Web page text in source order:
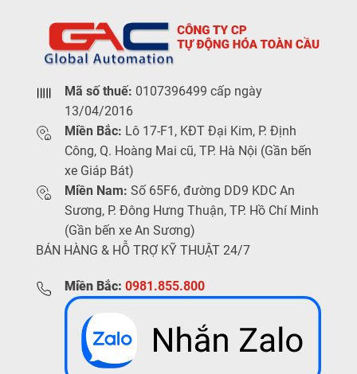
Mã số thuế: 0107396499 cấp ngày
13/04/2016
Miền Bắc: Lô 17-F1, KĐT Đại Kim, P. Định
Công, Q. Hoàng Mai cũ, TP. Hà Nội (Gần bến
xe Giáp Bát)
Miền Nam: Số 65F6, đường DD9 KDC An
Sương, P. Đông Hưng Thuận, TP. Hồ Chí Minh
(Gần bến xe An Sương)
BÁN HÀNG & HỖ TRỢ KỸ THUẬT 24/7
Miền Bắc: 0981.855.800